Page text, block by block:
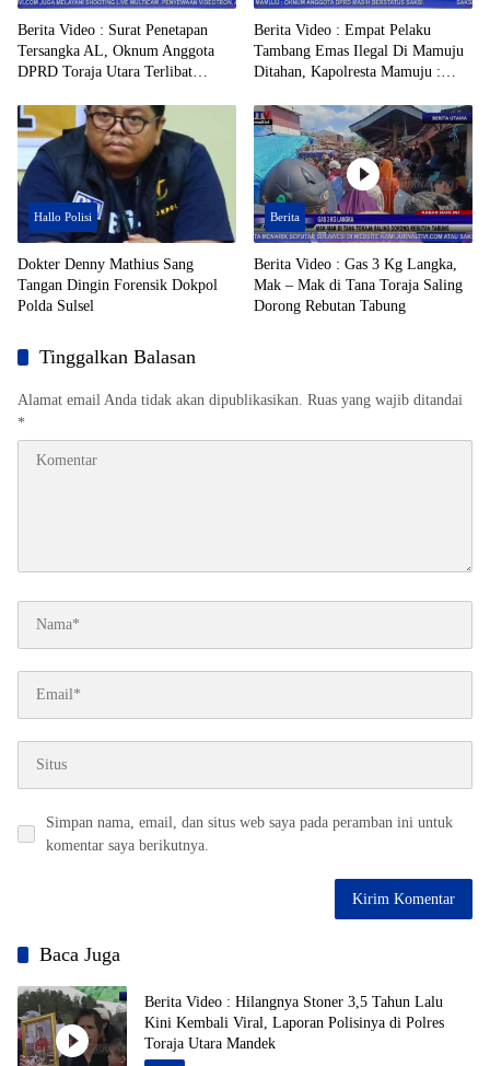
Berita Video : Surat Penetapan
Tersangka AL, Oknum Anggota
DPRD Toraja Utara Terlibat
Beredar
Berita Video : Empat Pelaku
Tambang Emas Ilegal Di Mamuju
Ditahan, Kapolresta Mamuju :
Berstatus Saksi
Hallo Polisi
Dokter Denny Mathius Sang
Tangan Dingin Forensik Dokpol
Polda Sulsel
Berita
Berita Video : Gas 3 Kg Langka,
Mak – Mak di Tana Toraja Saling
Dorong Rebutan Tabung
Tinggalkan Balasan
Alamat email Anda tidak akan dipublikasikan. Ruas yang wajib ditandai
*
Simpan nama, email, dan situs web saya pada peramban ini untuk
komentar saya berikutnya.
Baca Juga
Berita Video : Hilangnya Stoner 3,5 Tahun Lalu
Kini Kembali Viral, Laporan Polisinya di Polres
Toraja Utara Mandek